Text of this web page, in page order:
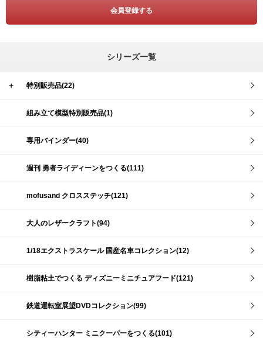
シリーズ一覧
＋ 特別販売品(22)
組み立て模型特別販売品(1)
専用バインダー(40)
週刊 勇者ライディーンをつくる(111)
mofusand クロスステッチ(121)
大人のレザークラフト(94)
1/18エクストラスケール 国産名車コレクション(12)
樹脂粘土でつくる ディズニーミニチュアフード(121)
鉄道運転室展望DVDコレクション(99)
シティーハンター ミニクーパーをつくる(101)